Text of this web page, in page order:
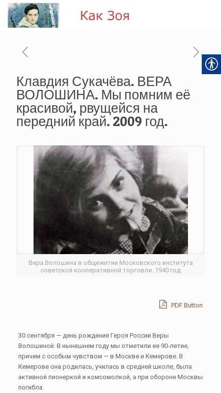
Клавдия Сукачёва. ВЕРА
ВОЛОШИНА. Мы помним её
красивой, рвущейся на
передний край. 2009 год.
Вера Волошина в общежитии Московского института
советской кооперативной торговли. 1940 год
PDF Button
30 сентября — день рождения Героя России Веры
Волошиной. В нынешнем году мы отметили ее 90-летие,
причем с особым чувством — в Москве и Кемерове. В
Кемерове она родилась, училась в средней школе, была
активной пионеркой и комсомолкой, а при обороне Москвы
погибла.